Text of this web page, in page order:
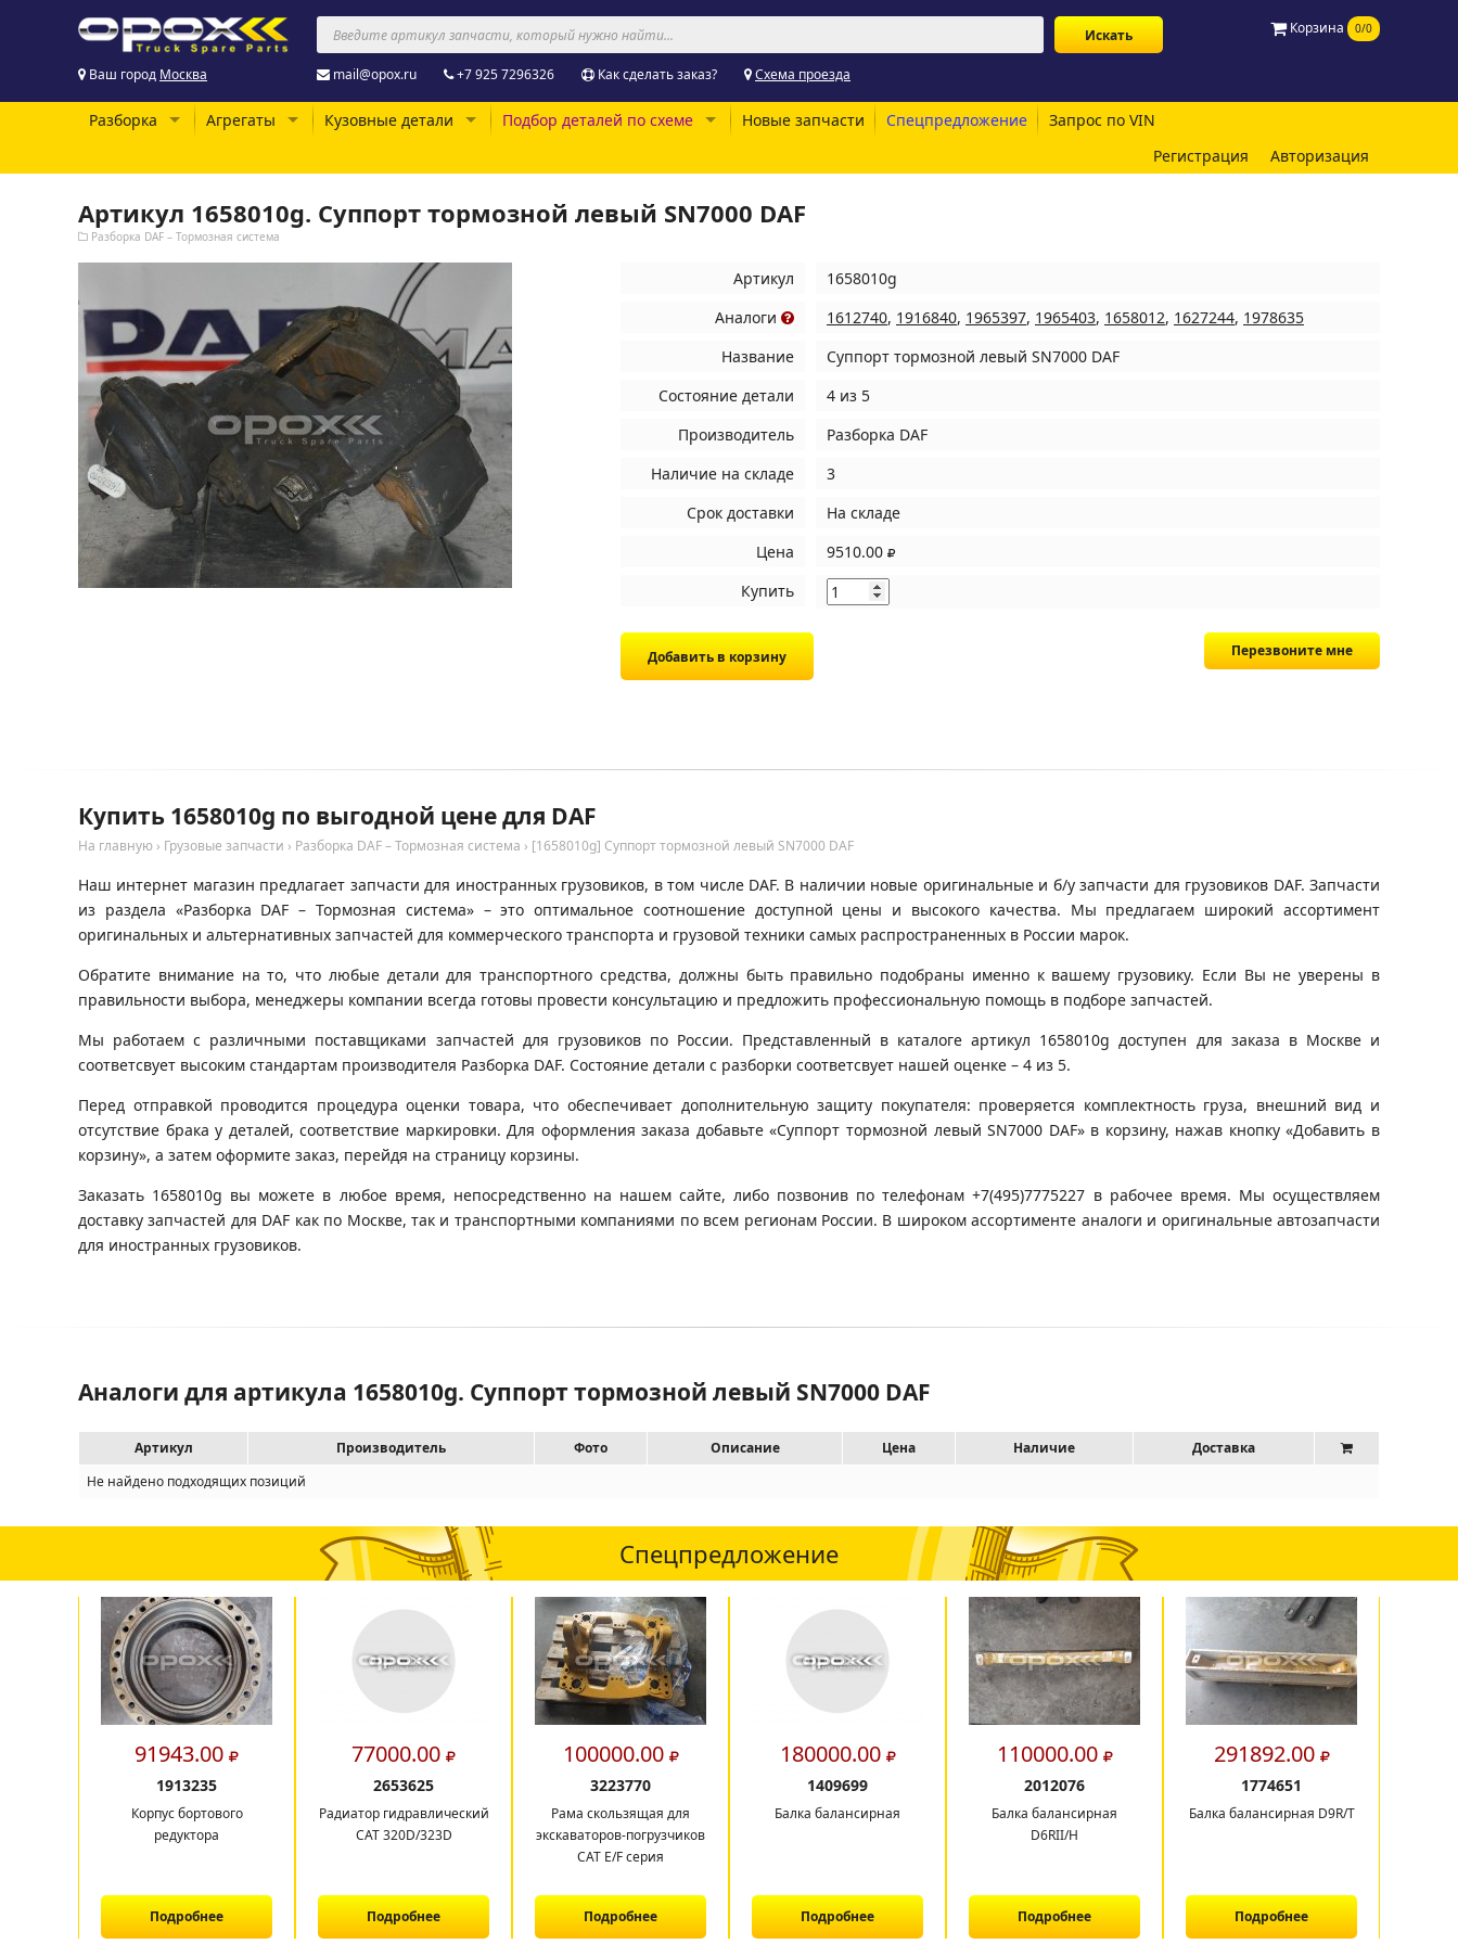
Корзина 0/0
Ваш город Москва mail@opox.ru +7 925 7296326 Как сделать заказ? Схема проезда
Разборка Агрегаты Кузовные детали Подбор деталей по схеме Новые запчасти Спецпредложение
Запрос по VIN
Регистрация
Авторизация
Артикул 1658010g. Суппорт тормозной левый SN7000 DAF
Разборка DAF – Тормозная система
Артикул
1658010g
Аналоги
1612740, 1916840, 1965397, 1965403, 1658012, 1627244, 1978635
Название
Суппорт тормозной левый SN7000 DAF
Состояние детали
4 из 5
Производитель
Разборка DAF
Наличие на складе
3
Срок доставки
На складе
Цена
9510.00
Купить
Перезвоните мне
Купить 1658010g по выгодной цене для DAF
На главную › Грузовые запчасти › Разборка DAF – Тормозная система › [1658010g] Суппорт тормозной левый SN7000 DAF
Наш интернет магазин предлагает запчасти для иностранных грузовиков, в том числе DAF. В наличии новые оригинальные и б/у запчасти для грузовиков DAF. Запчасти
из раздела «Разборка DAF – Тормозная система» – это оптимальное соотношение доступной цены и высокого качества. Мы предлагаем широкий ассортимент
оригинальных и альтернативных запчастей для коммерческого транспорта и грузовой техники самых распространенных в России марок.
Обратите внимание на то, что любые детали для транспортного средства, должны быть правильно подобраны именно к вашему грузовику. Если Вы не уверены в
правильности выбора, менеджеры компании всегда готовы провести консультацию и предложить профессиональную помощь в подборе запчастей.
Мы работаем с различными поставщиками запчастей для грузовиков по России. Представленный в каталоге артикул 1658010g доступен для заказа в Москве и
соответсвует высоким стандартам производителя Разборка DAF. Состояние детали с разборки соответсвует нашей оценке – 4 из 5.
Перед отправкой проводится процедура оценки товара, что обеспечивает дополнительную защиту покупателя: проверяется комплектность груза, внешний вид и
отсутствие брака у деталей, соответствие маркировки. Для оформления заказа добавьте «Суппорт тормозной левый SN7000 DAF» в корзину, нажав кнопку «Добавить в
корзину», а затем оформите заказ, перейдя на страницу корзины.
Заказать 1658010g вы можете в любое время, непосредственно на нашем сайте, либо позвонив по телефонам +7(495)7775227 в рабочее время. Мы осуществляем
доставку запчастей для DAF как по Москве, так и транспортными компаниями по всем регионам России. В широком ассортименте аналоги и оригинальные автозапчасти
для иностранных грузовиков.
Аналоги для артикула 1658010g. Суппорт тормозной левый SN7000 DAF
Артикул Производитель Фото Описание Цена Наличие
Доставка
Не найдено подходящих позиций
Спецпредложение
91943.00
1913235
Корпус бортового
редуктора
Подробнее
77000.00
2653625
Радиатор гидравлический
CAT 320D/323D
Подробнее
100000.00
3223770
Рама скользящая для
экскаваторов-погрузчиков
CAT E/F серия
Подробнее
180000.00
1409699
Балка балансирная
Подробнее
110000.00
2012076
Балка балансирная
D6RII/H
Подробнее
291892.00
1774651
Балка балансирная D9R/T
Подробнее